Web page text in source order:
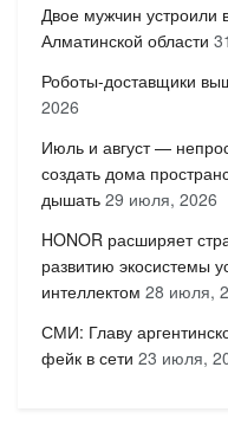
Двое мужчин
Алматинской области
Роботы-доставщики
2026
Июль и август —
создать дома
дышать 29 июля, 2026
HONOR расширяет
развитию экосистемы
интеллектом 28 июля,
СМИ: Главу
фейк в сети 23 июля,